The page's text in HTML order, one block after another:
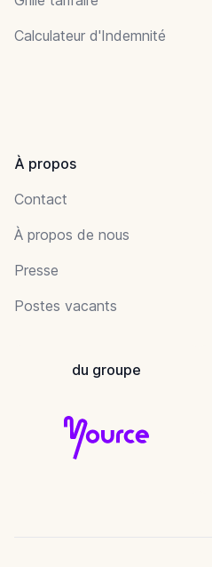
Calculateur d'Indemnité
À propos
Contact
À propos de nous
Presse
Postes vacants
du groupe